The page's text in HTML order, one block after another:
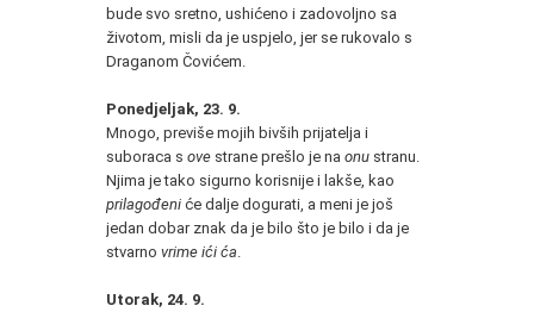
bude svo sretno, ushićeno i zadovoljno sa
životom, misli da je uspjelo, jer se rukovalo s
Draganom Čovićem.
Ponedjeljak, 23. 9.
Mnogo, previše mojih bivših prijatelja i
suboraca s ove strane prešlo je na onu stranu.
Njima je tako sigurno korisnije i lakše, kao
prilagođeni će dalje dogurati, a meni je još
jedan dobar znak da je bilo što je bilo i da je
stvarno vrime ići ća
Utorak, 24. 9.